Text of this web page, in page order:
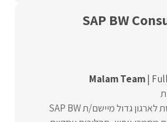
SAP BW
Malam Team
Malam Team מגייסת לארגון גדול מיישם/ת SAP BW